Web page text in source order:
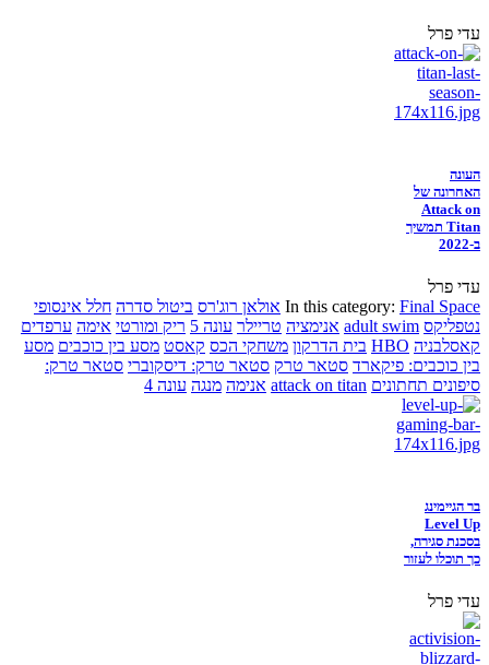
עדי פרל
העונה
האחרונה של
Attack on
Titan תמשיך
ב-2022
עדי פרל
In this category: Final Space אולאן רוג'רס ביטול סדרה חלל אינסופי
נטפליקס adult swim אנימציה טריילר עונה 5 ריק ומורטי אימה ערפדים
קאסלבניה HBO בית הדרקון משחקי הכס קאסט מסע בין כוכבים מסע
בין כוכבים: פיקארד סטאר טרק סטאר טרק: דיסקוברי סטאר טרק:
סיפונים תחתונים attack on titan אנימה מנגה עונה 4
בר הגיימינג
Level Up
בסכנת סגירה,
כך תוכלו לעזור
עדי פרל